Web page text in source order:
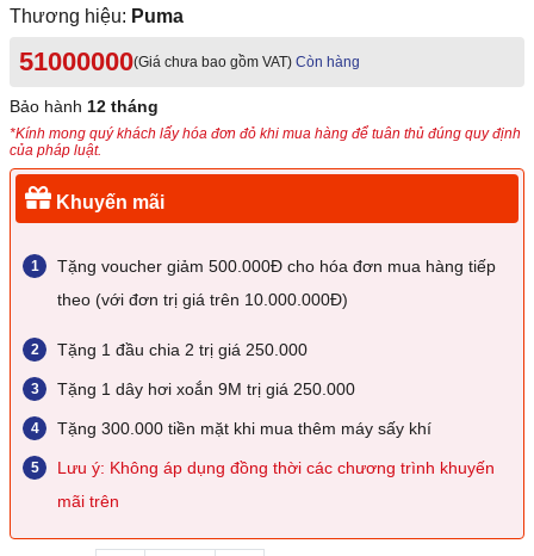
Thương hiệu: Puma
51000000(Giá chưa bao gồm VAT) Còn hàng
Bảo hành 12 tháng
*Kính mong quý khách lấy hóa đơn đỏ khi mua hàng để tuân thủ đúng quy định
của pháp luật.
Khuyến mãi
Tặng voucher giảm 500.000Đ cho hóa đơn mua hàng tiếp
theo (với đơn trị giá trên 10.000.000Đ)
Tặng 1 đầu chia 2 trị giá 250.000
Tặng 1 dây hơi xoắn 9M trị giá 250.000
Tặng 300.000 tiền mặt khi mua thêm máy sấy khí
Lưu ý: Không áp dụng đồng thời các chương trình khuyến
mãi trên